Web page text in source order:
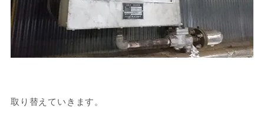
取り替えていきます。